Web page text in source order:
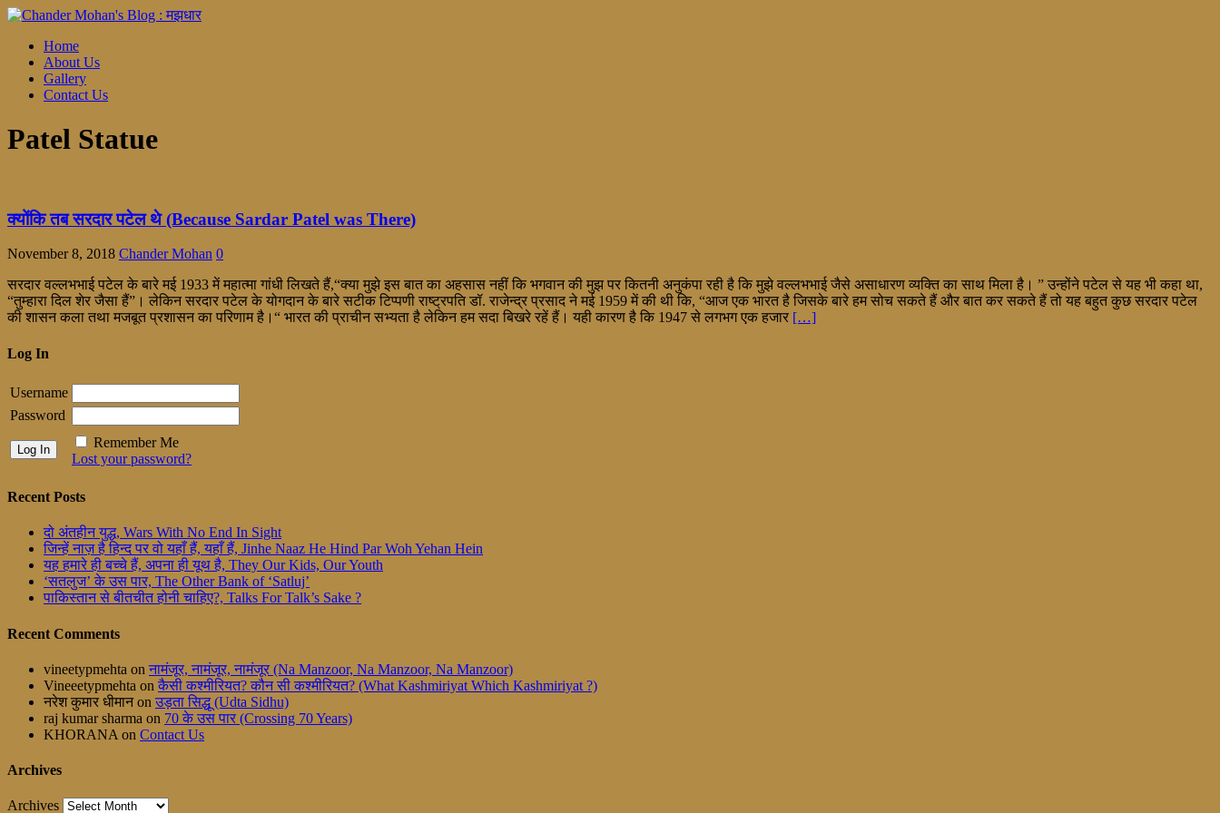
Home
About Us
Gallery
Contact Us
Patel Statue
क्योंकि तब सरदार पटेल थे (Because Sardar Patel was There)
November 8, 2018 Chander Mohan 0
सरदार वल्लभभाई पटेल के बारे मई 1933 में महात्मा गांधी लिखते हैं,“क्या मुझे इस बात का अहसास नहीं कि भगवान की मुझ पर कितनी अनुकंपा रही है कि मुझे वल्लभभाई जैसे असाधारण व्यक्ति का साथ मिला है। ” उन्होंने पटेल से यह भी कहा था,
“तुम्हारा दिल शेर जैसा हैं”। लेकिन सरदार पटेल के योगदान के बारे सटीक टिप्पणी राष्ट्रपति डॉ. राजेन्द्र प्रसाद ने मई 1959 में की थी कि, “आज एक भारत है जिसके बारे हम सोच सकते हैं और बात कर सकते हैं तो यह बहुत कुछ सरदार पटेल
की शासन कला तथा मजबूत प्रशासन का परिणाम है।“ भारत की प्राचीन सभ्यता है लेकिन हम सदा बिखरे रहें हैं। यही कारण है कि 1947 से लगभग एक हजार […]
Log In
Username
Password
Remember Me
Lost your password?
Recent Posts
दो अंतहीन युद्ध, Wars With No End In Sight
जिन्हें नाज़ है हिन्द पर वो यहाँ हैं, यहाँ हैं, Jinhe Naaz He Hind Par Woh Yehan Hein
यह हमारे ही बच्चे हैं, अपना ही यूथ है, They Our Kids, Our Youth
‘सतलुज’ के उस पार, The Other Bank of ‘Satluj’
पाकिस्तान से बीतचीत होनी चाहिए?, Talks For Talk’s Sake ?
Recent Comments
vineetypmehta on नामंजूर, नामंजूर, नामंजूर (Na Manzoor, Na Manzoor, Na Manzoor)
Vineeetypmehta on कैसी कश्मीरियत? कौन सी कश्मीरियत? (What Kashmiriyat Which Kashmiriyat ?)
नरेश कुमार धीमानon उड़ता सिद्धू (Udta Sidhu)
raj kumar sharma on 70 के उस पार (Crossing 70 Years)
KHORANA on Contact Us
Archives
Archives